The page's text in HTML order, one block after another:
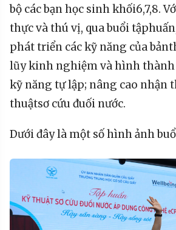
bộ cácbạnhọc sinhkhối6,7,8.
thựcvàthú vị, quabuổitậphuấn
pháttriển cáckỹ năng củabản
lũykinh nghiệmvàhìnhthành
kỹ năng tựlập; nâng cao nhận
thuậtsơ cứu đuối nước.
Dướiđâylà một sốhìnhảnh